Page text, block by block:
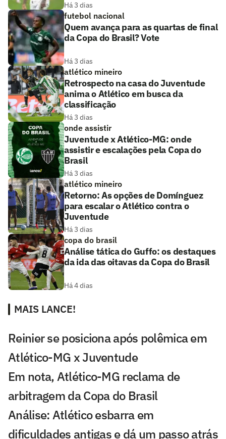
Há 3 dias
futebol nacional
Quem avança para as quartas de final
da Copa do Brasil? Vote
Há 3 dias
atlético mineiro
Retrospecto na casa do Juventude
anima o Atlético em busca da
classificação
Há 3 dias
onde assistir
Juventude x Atlético-MG: onde
assistir e escalações pela Copa do
Brasil
Há 3 dias
atlético mineiro
Retorno: As opções de Domínguez
para escalar o Atlético contra o
Juventude
Há 3 dias
copa do brasil
Análise tática do Guffo: os destaques
da ida das oitavas da Copa do Brasil
Há 4 dias
MAIS LANCE!
Reinier se posiciona após polêmica em
Atlético-MG x Juventude
Em nota, Atlético-MG reclama de
arbitragem da Copa do Brasil
Análise: Atlético esbarra em
dificuldades antigas e dá um passo atrás